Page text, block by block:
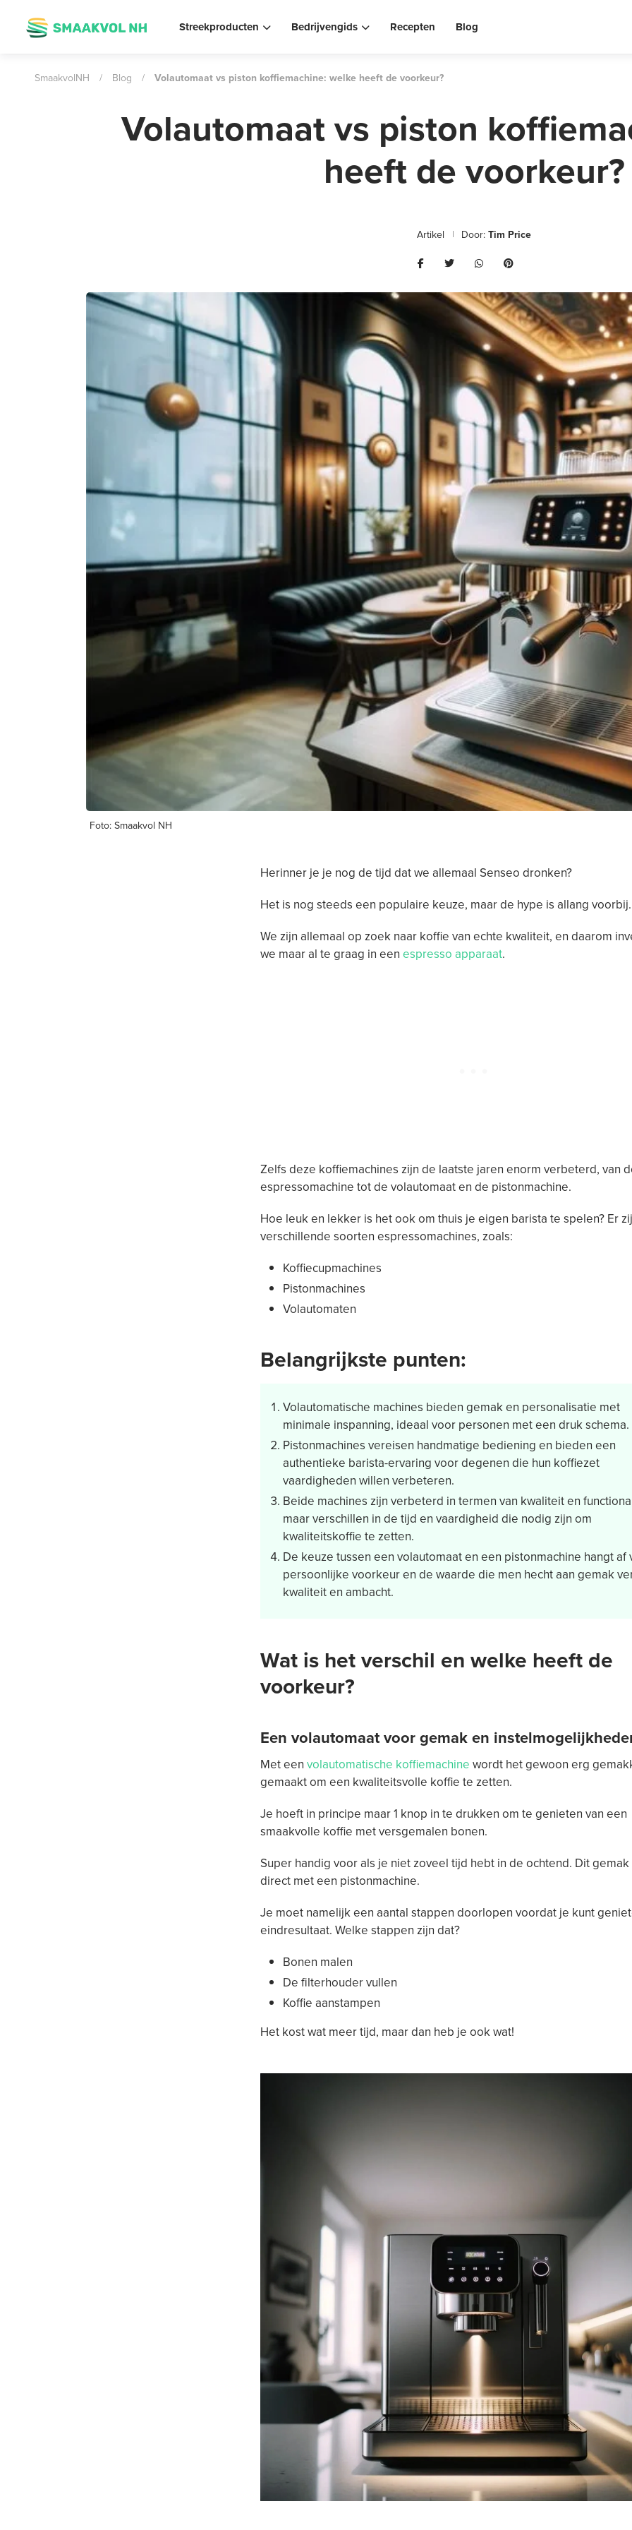
Streekproducten Bedrijvengids Recepten Blog
SmaakvolNH / Blog / Volautomaat vs piston koffiemachine: welke heeft de voorkeur?
Foto: Smaakvol NH
Volautomaat vs piston
heeft de voorkeur?
Artikel Door: Tim Price
Herinner je je nog de tijd dat we allemaal Senseo dronken?
Het is nog steeds een populaire keuze, maar de hype is allang voorbij.
We zijn allemaal op zoek naar koffie van echte kwaliteit, en daarom
we maar al te graag in een espresso apparaat.
Zelfs deze koffiemachines zijn de laatste jaren enorm verbeterd, van
espressomachine tot de volautomaat en de pistonmachine.
Hoe leuk en lekker is het ook om thuis je eigen barista te spelen? Er
verschillende soorten espressomachines, zoals:
Koffiecupmachines
Pistonmachines
Volautomaten
Belangrijkste punten:
Volautomatische machines bieden gemak en personalisatie met
minimale inspanning, ideaal voor personen met een druk schema.
Pistonmachines vereisen handmatige bediening en bieden een
authentieke barista-ervaring voor degenen die hun koffiezet
vaardigheden willen verbeteren.
Beide machines zijn verbeterd in termen van kwaliteit en
maar verschillen in de tijd en vaardigheid die nodig zijn om
kwaliteitskoffie te zetten.
De keuze tussen een volautomaat en een pistonmachine hangt af
persoonlijke voorkeur en de waarde die men hecht aan gemak
kwaliteit en ambacht.
Wat is het verschil en welke heeft de
voorkeur?
Een volautomaat voor gemak en
Met een volautomatische koffiemachine wordt het gewoon erg
gemaakt om een kwaliteitsvolle koffie te zetten.
Je hoeft in principe maar 1 knop in te drukken om te genieten van een
smaakvolle koffie met versgemalen bonen.
Super handig voor als je niet zoveel tijd hebt in de ochtend. Dit
direct met een pistonmachine.
Je moet namelijk een aantal stappen doorlopen voordat je kunt
eindresultaat. Welke stappen zijn dat?
Bonen malen
De filterhouder vullen
Koffie aanstampen
Het kost wat meer tijd, maar dan heb je ook wat!